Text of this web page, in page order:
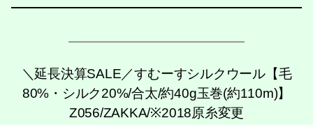
＼延長決算SALE／すむーすシルクウール【毛
80%・シルク20%/合太/約40g玉巻(約110m)】
Z056/ZAKKA/※2018原糸変更